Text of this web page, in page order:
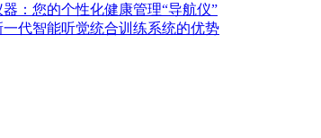
：您的个性化健康管理“导航仪”
代智能听觉统合训练系统的优势